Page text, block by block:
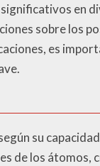
en
sobre los
es
su
de los átomos,